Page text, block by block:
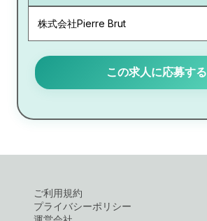
株式会社Pierre Brut
この求人に応募する
ご利用規約
プライバシーポリシー